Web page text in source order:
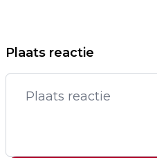
Plaats reactie